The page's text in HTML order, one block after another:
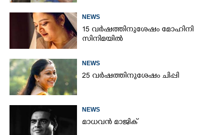
NEWS
15 വർഷത്തിനുശേഷം മോഹിനി
സിനിമയിൽ
NEWS
25 വർഷത്തിനുശേഷം ചിപ്പി
NEWS
മാധവൻ മാജിക്